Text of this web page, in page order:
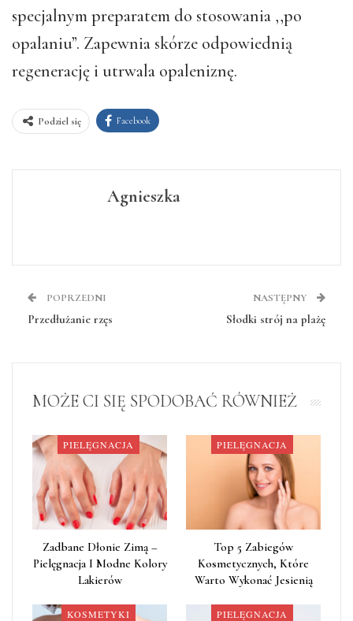
specjalnym preparatem do stosowania ,,po
opalaniu”. Zapewnia skórze odpowiednią
regenerację i utrwala opaleniznę.
Podziel się Facebook
Agnieszka
POPRZEDNI
Przedłużanie rzęs
NASTĘPNY
Słodki strój na plażę
MOŻE CI SIĘ SPODOBAĆ RÓWNIEŻ
PIELĘGNACJA
Zadbane Dłonie Zimą –
Pielęgnacja I Modne Kolory
Lakierów
PIELĘGNACJA
Top 5 Zabiegów
Kosmetycznych, Które
Warto Wykonać Jesienią
KOSMETYKI PIELĘGNACJA